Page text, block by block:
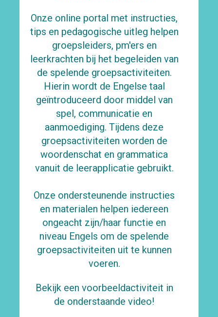
Onze online portal met instructies,
tips en pedagogische uitleg helpen
groepsleiders, pm'ers en
leerkrachten bij het begeleiden van
de spelende groepsactiviteiten.
Hierin wordt de Engelse taal
geïntroduceerd door middel van
spel, communicatie en
aanmoediging. Tijdens deze
groepsactiviteiten worden de
woordenschat en grammatica
vanuit de leerapplicatie gebruikt.
Onze ondersteunende instructies
en materialen helpen iedereen
ongeacht zijn/haar functie en
niveau Engels om de spelende
groepsactiviteiten uit te kunnen
voeren.
Bekijk een voorbeeldactiviteit in
de onderstaande video!